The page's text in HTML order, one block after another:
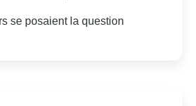
se posaient la question